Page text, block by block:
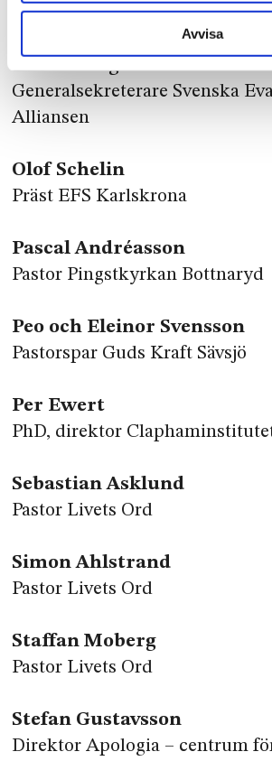
Avvisa
samt partiledare för Kristna
Generalsekreterare Svenska
Alliansen
Olof Schelin
Präst EFS Karlskrona
Pascal Andréasson
Pastor Pingstkyrkan Bottnaryd
Peo och Eleinor Svensson
Pastorspar Guds Kraft Sävsjö
Per Ewert
PhD, direktor
Sebastian Asklund
Pastor Livets Ord
Simon Ahlstrand
Pastor Livets Ord
Staffan Moberg
Pastor Livets Ord
Stefan Gustavsson
Direktor Apologia – centrum